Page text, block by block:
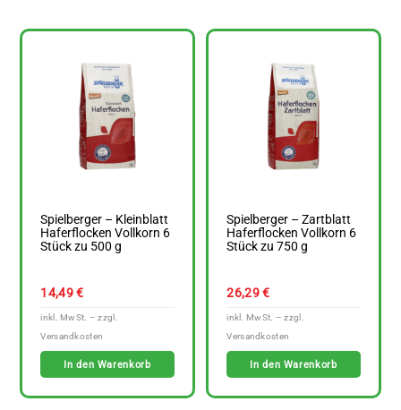
Spielberger – Kleinblatt
Haferflocken Vollkorn 6
Stück zu 500 g
14,49€
In den Warenkorb
Spielberger – Zartblatt
Haferflocken Vollkorn 6
Stück zu 750 g
26,29€
In den Warenkorb